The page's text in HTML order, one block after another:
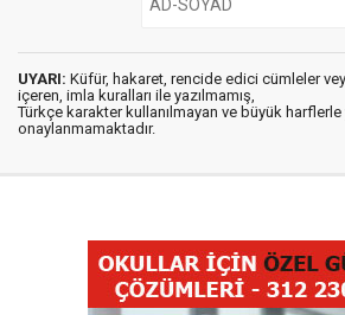
UYARI: Küfür, hakaret, rencide edici cümleler
içeren, imla kuralları ile yazılmamış,
Türkçe karakter kullanılmayan ve büyük harflerle
onaylanmamaktadır.